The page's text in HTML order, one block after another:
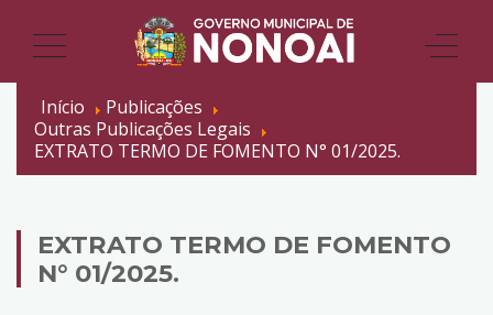
Início
Publicações
Outras Publicações Legais
EXTRATO TERMO DE FOMENTO N° 01/2025.
EXTRATO TERMO DE FOMENTO
N° 01/2025.